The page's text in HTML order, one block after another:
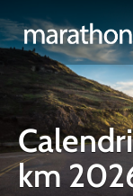
km